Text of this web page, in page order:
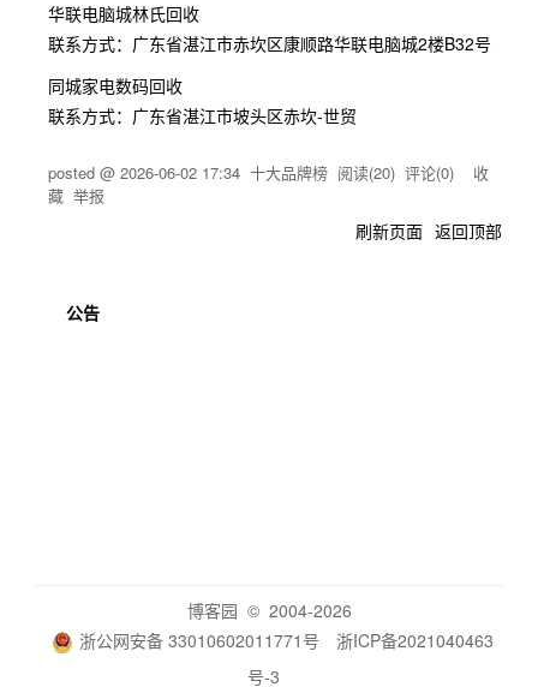
华联电脑城林氏回收
联系方式：广东省湛江市赤坎区康顺路华联电脑城2楼B32号
同城家电数码回收
联系方式：广东省湛江市坡头区赤坎-世贸
posted @ 2026-06-02 17:34 十大品牌榜 阅读(20) 评论(0) 收
藏 举报
刷新页面 返回顶部
公告
博客园 © 2004-2026
浙公网安备 33010602011771号
浙ICP备2021040463
号-3